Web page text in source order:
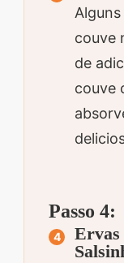
couve
de
couve
Passo 4:
Ervas